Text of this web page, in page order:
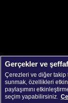
Gerçekler ve
Çerezleri ve diğer
sunmak, özellikleri
paylaşımını
seçim yapabilirsiniz.